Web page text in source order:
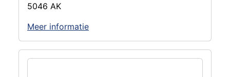
5046 AK
Meer informatie